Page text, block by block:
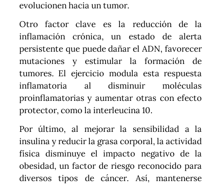
evolucionen hacia un tumor.
Otro factor clave es la reducción de la
inflamación crónica, un estado de alerta
persistente que puede dañar el ADN, favorecer
mutaciones y estimular la formación de
tumores. El ejercicio modula esta respuesta
inflamatoria al disminuir moléculas
proinflamatorias y aumentar otras con efecto
protector, como la interleucina 10.
Por último, al mejorar la sensibilidad a la
insulina y reducir la grasa corporal, la actividad
física disminuye el impacto negativo de la
obesidad, un factor de riesgo reconocido para
diversos tipos de cáncer. Así, mantenerse